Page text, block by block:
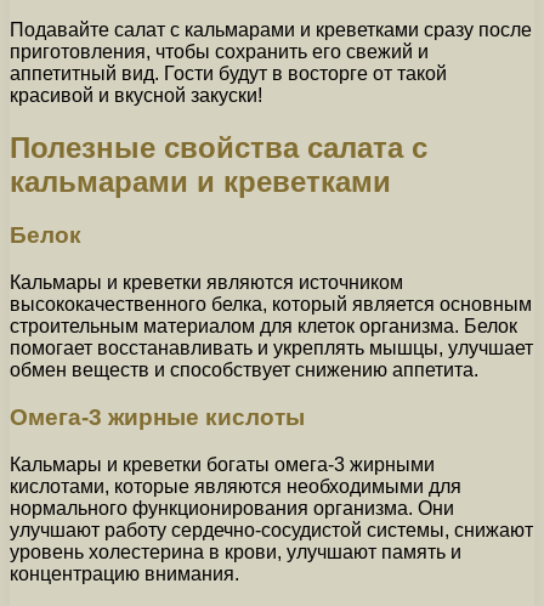
Подавайте салат с кальмарами и креветками сразу после
приготовления, чтобы сохранить его свежий и
аппетитный вид. Гости будут в восторге от такой
красивой и вкусной закуски!
Полезные свойства салата с
кальмарами и креветками
Белок
Кальмары и креветки являются источником
высококачественного белка, который является основным
строительным материалом для клеток организма. Белок
помогает восстанавливать и укреплять мышцы, улучшает
обмен веществ и способствует снижению аппетита.
Омега-3 жирные кислоты
Кальмары и креветки богаты омега-3 жирными
кислотами, которые являются необходимыми для
нормального функционирования организма. Они
улучшают работу сердечно-сосудистой системы, снижают
уровень холестерина в крови, улучшают память и
концентрацию внимания.